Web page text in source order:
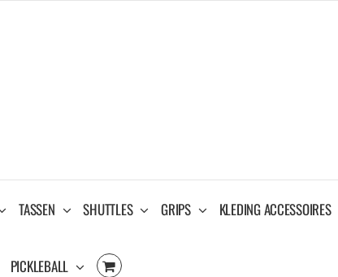
TASSEN SHUTTLES GRIPS KLEDING ACCESSOIRES
PICKLEBALL